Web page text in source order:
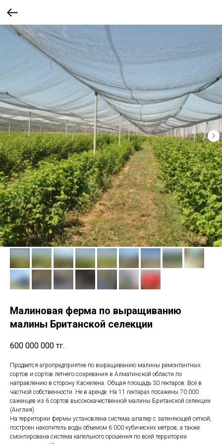
Малиновая ферма по выращиванию
малины Британской селекции
600 000 000 тг.
Продается агропредприятие по выращиванию малины ремонтантных
сортов и сортов летнего созревания в Алматинской области по
направлению в сторону Каскелена. Общая площадь 30 гектаров. Всё в
частной собственности. Не в аренде. На 11 гектарах посажены 70.000
саженцев из 6 сортов высококачественной малины Британской селекции
(Англия).
На территории фермы установлена система шпалер с затеняющей сеткой,
построен накопитель воды объемом 6 000 кубических метров, а также
смонтирована система капельного орошения по всей территории